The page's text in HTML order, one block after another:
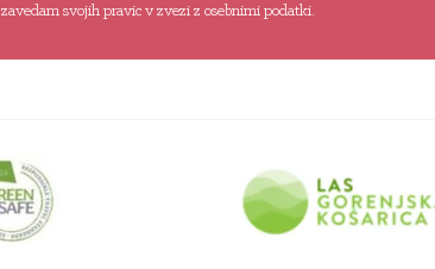
zavedam svojih pravic v zvezi z osebnimi podatki.